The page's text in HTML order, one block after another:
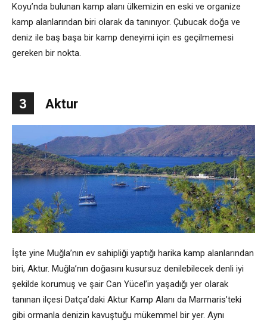
Koyu’nda bulunan kamp alanı ülkemizin en eski ve organize
kamp alanlarından biri olarak da tanınıyor. Çubucak doğa ve
deniz ile baş başa bir kamp deneyimi için es geçilmemesi
gereken bir nokta.
3 Aktur
İşte yine Muğla’nın ev sahipliği yaptığı harika kamp alanlarından
biri, Aktur. Muğla’nın doğasını kusursuz denilebilecek denli iyi
şekilde korumuş ve şair Can Yücel’in yaşadığı yer olarak
tanınan ilçesi Datça’daki Aktur Kamp Alanı da Marmaris’teki
gibi ormanla denizin kavuştuğu mükemmel bir yer. Aynı